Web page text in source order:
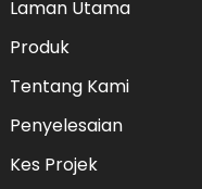
Laman Utama
Produk
Tentang Kami
Penyelesaian
Kes Projek